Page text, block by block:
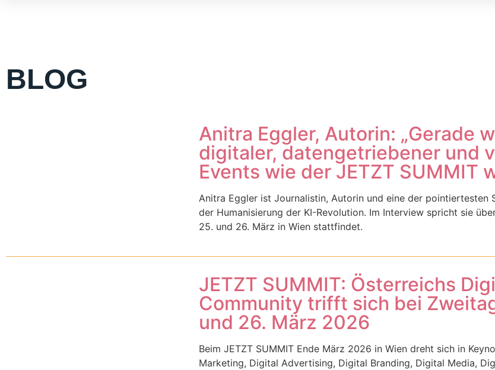
BLOG
Anitra Eggler, Autorin: „Gerade
digitaler, datengetriebener und
Events wie der JETZT SUMMIT
Anitra Eggler ist Journalistin, Autorin und eine der pointiertesten
der Humanisierung der KI-Revolution. Im Interview spricht sie
25. und 26. März in Wien stattfindet.
JETZT SUMMIT: Österreichs
Community trifft sich bei
und 26. März 2026
Beim JETZT SUMMIT Ende März 2026 in Wien dreht sich in
Marketing, Digital Advertising, Digital Branding, Digital Media,